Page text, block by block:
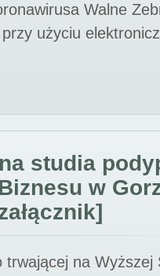
Walne
użyciu
studia
w
na Wyższej